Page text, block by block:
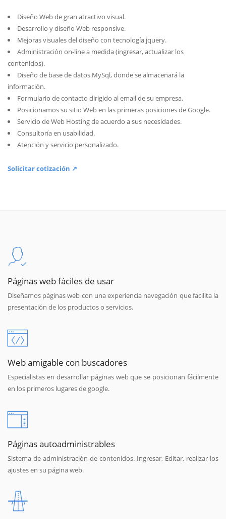
Diseño Web de gran atractivo visual.
Desarrollo y diseño Web responsive.
Mejoras visuales del diseño con tecnología jquery.
Administración on-line a medida (ingresar, actualizar los
contenidos).
Diseño de base de datos MySql, donde se almacenará la
información.
Formulario de contacto dirigido al email de su empresa.
Posicionamos su sitio Web en las primeras posiciones de Google.
Servicio de Web Hosting de acuerdo a sus necesidades.
Consultoría en usabilidad.
Atención y servicio personalizado.
Solicitar cotización ↗
Páginas web fáciles de usar
Diseñamos páginas web con una experiencia navegación que facilita la
presentación de los productos o servicios.
Web amigable con buscadores
Especialistas en desarrollar páginas web que se posicionan fácilmente
en los primeros lugares de google.
Páginas autoadministrables
Sistema de administración de contenidos. Ingresar, Editar, realizar los
ajustes en su página web.